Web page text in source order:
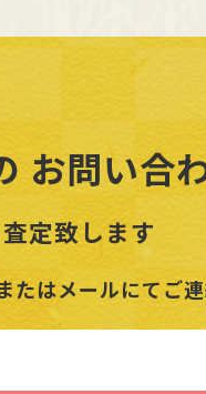
お問い合
定致します
はメールにてご連